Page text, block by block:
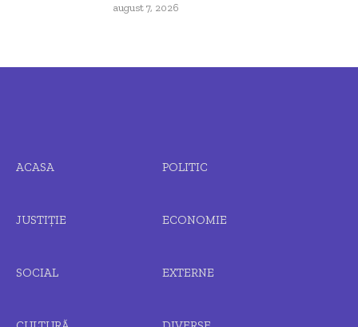
august 7, 2026
ACASA POLITIC
JUSTIȚIE ECONOMIE
SOCIAL EXTERNE